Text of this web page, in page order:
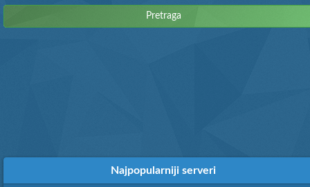
Najpopularniji serveri